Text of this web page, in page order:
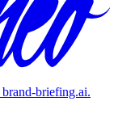
brand-briefing.ai.